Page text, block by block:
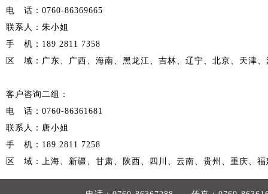
电 话：0760-86369665
联系人：朱小姐
手 机：189 2811 7358
区 域：广东、广西、海南、黑龙江、吉林、辽宁、北京、天津
客户咨询二组：
电 话：0760-86361681
联系人：唐小姐
手 机：189 2811 7258
区 域：上海、新疆、甘肃、陕西、四川、云南、贵州、重庆、